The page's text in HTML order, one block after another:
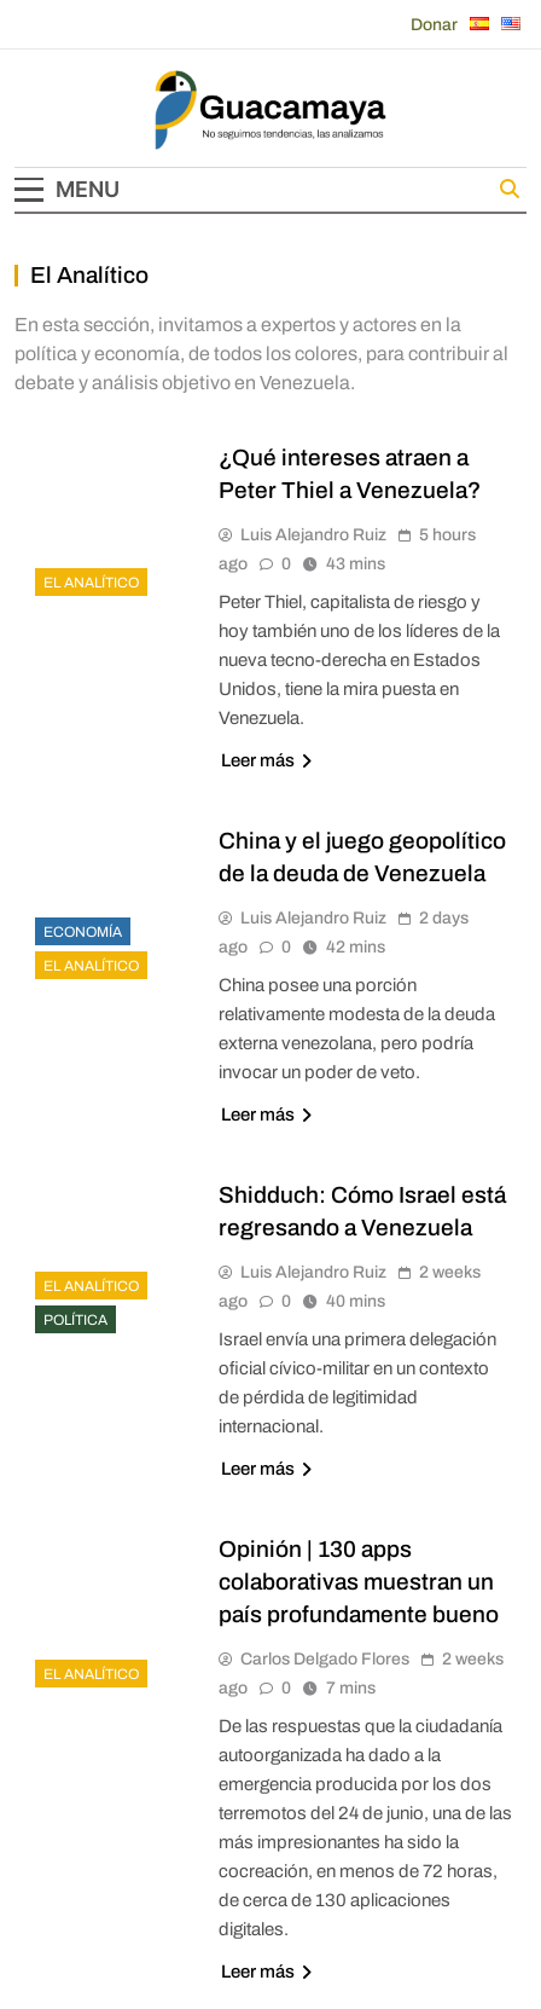
Donar
Guacamaya
MENU
El Analítico
En esta sección, invitamos a expertos y actores en la
política y economía, de todos los colores, para contribuir al
debate y análisis objetivo en Venezuela.
EL ANALÍTICO
¿Qué intereses atraen a
Peter Thiel a Venezuela?
Luis Alejandro Ruiz
5 hours
ago
0 43 mins
Peter Thiel, capitalista de riesgo y
hoy también uno de los líderes de la
nueva tecno-derecha en Estados
Unidos, tiene la mira puesta en
Venezuela.
Leer más
ECONOMÍA
EL ANALÍTICO
China y el juego geopolítico
de la deuda de Venezuela
Luis Alejandro Ruiz
2 days
ago
0 42 mins
China posee una porción
relativamente modesta de la deuda
externa venezolana, pero podría
invocar un poder de veto.
Leer más
EL ANALÍTICO
POLÍTICA
Shidduch: Cómo Israel está
regresando a Venezuela
Luis Alejandro Ruiz
2 weeks
ago
0 40 mins
Israel envía una primera delegación
oficial cívico-militar en un contexto
de pérdida de legitimidad
internacional.
Leer más
EL ANALÍTICO
Opinión | 130 apps
colaborativas muestran un
país profundamente bueno
Carlos Delgado Flores
2 weeks
ago
0 7 mins
De las respuestas que la ciudadanía
autoorganizada ha dado a la
emergencia producida por los dos
terremotos del 24 de junio, una de las
más impresionantes ha sido la
cocreación, en menos de 72 horas,
de cerca de 130 aplicaciones
digitales.
Leer más